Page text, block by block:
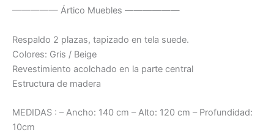
————— Ártico Muebles ——————
Respaldo 2 plazas, tapizado en tela suede.
Colores: Gris / Beige
Revestimiento acolchado en la parte central
Estructura de madera
MEDIDAS : – Ancho: 140 cm – Alto: 120 cm – Profundidad:
10cm